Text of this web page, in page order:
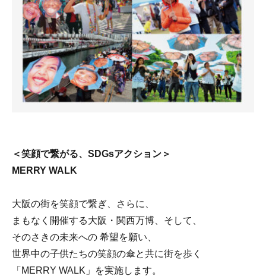
＜笑顔で繋がる、SDGsアクション＞
MERRY WALK
大阪の街を笑顔で繋ぎ、さらに、
まもなく開催する大阪・関西万博、そして、
そのさきの未来への 希望を願い、
世界中の子供たちの笑顔の傘と共に街を歩く
「MERRY WALK」を実施します。